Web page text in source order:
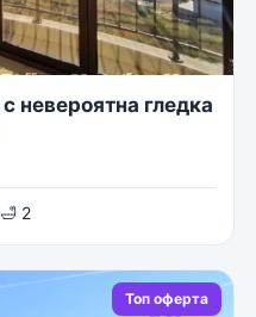
невероятна гледка
🛁 2
Топ оферта